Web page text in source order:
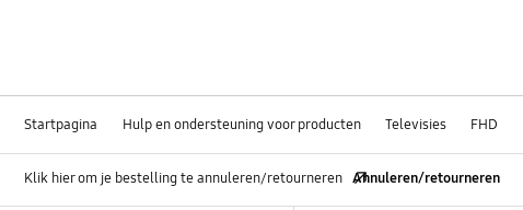
Startpagina Hulp en ondersteuning voor producten Televisies FHD
Klik hier om je bestelling te annuleren/retourneren Annuleren/retourneren